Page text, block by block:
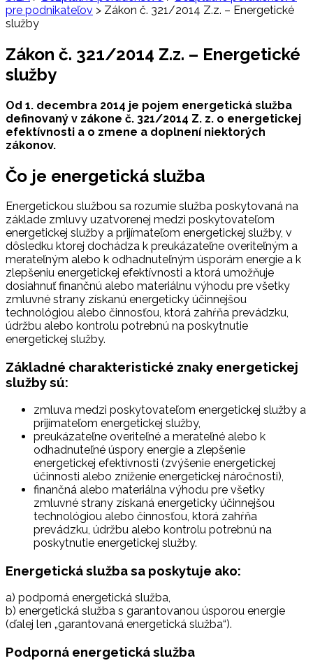
pre podnikateľov > Zákon č. 321/2014 Z.z. – Energetické
služby
Zákon č. 321/2014 Z.z. – Energetické
služby
Od 1. decembra 2014 je pojem energetická služba
definovaný v zákone č. 321/2014 Z. z. o energetickej
efektívnosti a o zmene a doplnení niektorých
zákonov.
Čo je energetická služba
Energetickou službou sa rozumie služba poskytovaná na
základe zmluvy uzatvorenej medzi poskytovateľom
energetickej služby a prijímateľom energetickej služby, v
dôsledku ktorej dochádza k preukázateľne overiteľným a
merateľným alebo k odhadnuteľným úsporám energie a k
zlepšeniu energetickej efektívnosti a ktorá umožňuje
dosiahnuť finančnú alebo materiálnu výhodu pre všetky
zmluvné strany získanú energeticky účinnejšou
technológiou alebo činnosťou, ktorá zahŕňa prevádzku,
údržbu alebo kontrolu potrebnú na poskytnutie
energetickej služby.
Základné charakteristické znaky energetickej
služby sú:
zmluva medzi poskytovateľom energetickej služby a
prijímateľom energetickej služby,
preukázateľne overiteľné a merateľné alebo k
odhadnuteľné úspory energie a zlepšenie
energetickej efektívnosti (zvýšenie energetickej
účinnosti alebo zníženie energetickej náročnosti),
finančná alebo materiálna výhodu pre všetky
zmluvné strany získaná energeticky účinnejšou
technológiou alebo činnosťou, ktorá zahŕňa
prevádzku, údržbu alebo kontrolu potrebnú na
poskytnutie energetickej služby.
Energetická služba sa poskytuje ako:
a) podporná energetická služba,
b) energetická služba s garantovanou úsporou energie
(ďalej len „garantovaná energetická služba“).
Podporná energetická služba